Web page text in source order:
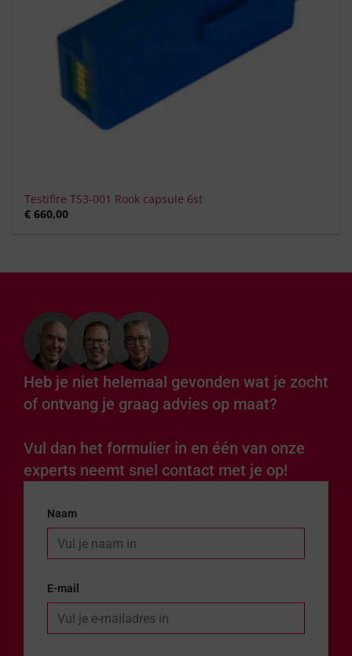
Testifire TS3-001 Rook capsule 6st
€ 660,00
Heb je niet helemaal gevonden wat je zocht
of ontvang je graag advies op maat?
Vul dan het formulier in en één van onze
experts neemt snel contact met je op!
Naam
E-mail